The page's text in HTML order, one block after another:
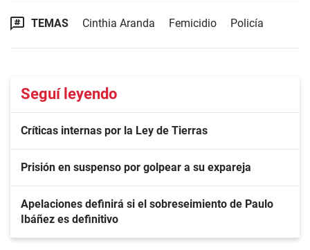
TEMAS Cinthia Aranda Femicidio Policía
Seguí leyendo
Críticas internas por la Ley de Tierras
Prisión en suspenso por golpear a su expareja
Apelaciones definirá si el sobreseimiento de Paulo
Ibáñez es definitivo